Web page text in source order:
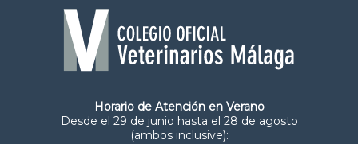
Horario de Atención en Verano
Desde el 29 de junio hasta el 28 de agosto
(ambos inclusive):